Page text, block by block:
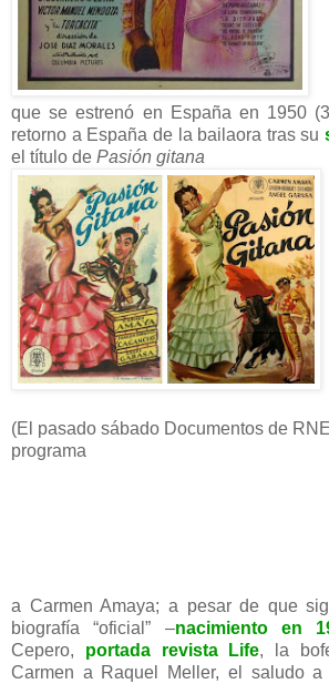
que se estrenó en España en 1950
retorno a España de la bailaora tras su
el título de Pasión gitana
(El pasado sábado Documentos de
programa
a Carmen Amaya; a pesar de que
biografía “oficial” –nacimiento en
Cepero, portada revista Life, la
Carmen a Raquel Meller, el saludo